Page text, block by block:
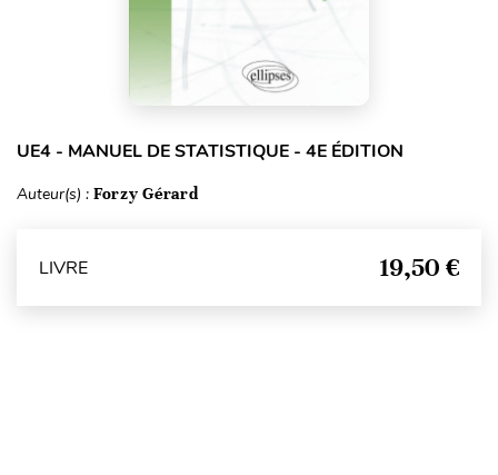
UE4 - MANUEL DE STATISTIQUE - 4E ÉDITION
Auteur(s) : Forzy Gérard
LIVRE 19,50 €